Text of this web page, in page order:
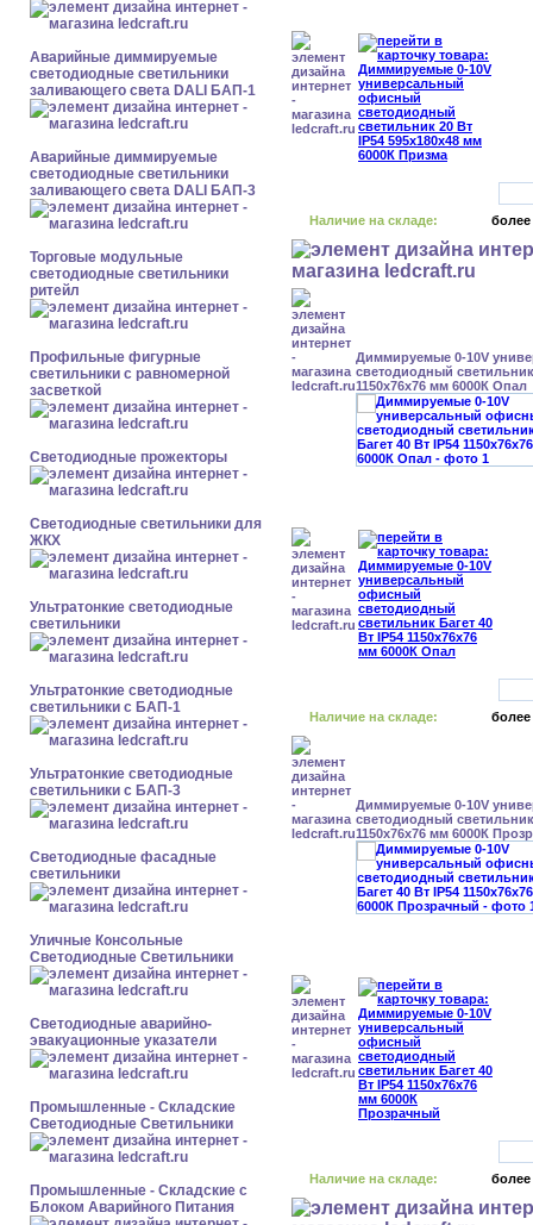
Аварийные диммируемые
светодиодные светильники
заливающего света DALI БАП-1
Аварийные диммируемые
светодиодные светильники
заливающего света DALI БАП-3
Торговые модульные
светодиодные светильники
ритейл
Профильные фигурные
светильники с равномерной
засветкой
Светодиодные прожекторы
Светодиодные светильники для
ЖКХ
Ультратонкие светодиодные
светильники
Ультратонкие светодиодные
светильники с БАП-1
Ультратонкие светодиодные
светильники с БАП-3
Светодиодные фасадные
светильники
Уличные Консольные
Светодиодные Светильники
Светодиодные аварийно-
эвакуационные указатели
Промышленные - Складские
Светодиодные Светильники
Промышленные - Складские с
Блоком Аварийного Питания
Наличие на складе: более
Диммируемые 0-10V
светодиодный светильник
1150x76x76 мм 6000К Опал
Наличие на складе: более
Диммируемые 0-10V
светодиодный светильник
1150x76x76 мм 6000К
Наличие на складе: более